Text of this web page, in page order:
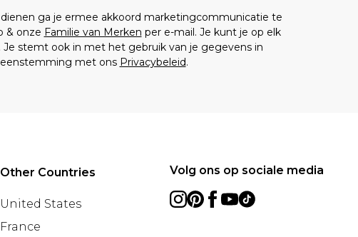
ga je ermee akkoord marketingcommunicatie te
& onze Familie van Merken per e-mail. Je kunt je op elk
stemt ook in met het gebruik van je gegevens in
met ons Privacybeleid.
Other Countries
United States
France
Volg ons op sociale media